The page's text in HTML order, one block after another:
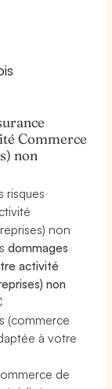
Commerce
non
risques
non
dommages
activité
non
(commerce
à votre
de